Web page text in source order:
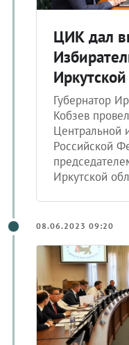
ЦИК дал
Губернатор
Кобзев
Центральной
Российской
Иркутской
08.06.2023 09:20